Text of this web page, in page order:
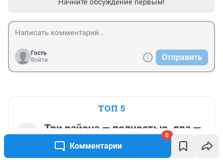
Комментарии
0
Начните обсуждение первым!
Гость
Войти
Отправить
ТОП 5
1
Три района — полностью, два —
частично: где конкретно
отключат воду на несколько